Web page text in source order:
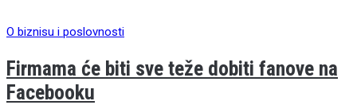
O biznisu i poslovnosti
Firmama će biti sve teže dobiti fanove na
Facebooku